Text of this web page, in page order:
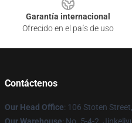
Garantía internacional
Ofrecido en el país de uso
Contáctenos
Our Head Office: 106 Stoten